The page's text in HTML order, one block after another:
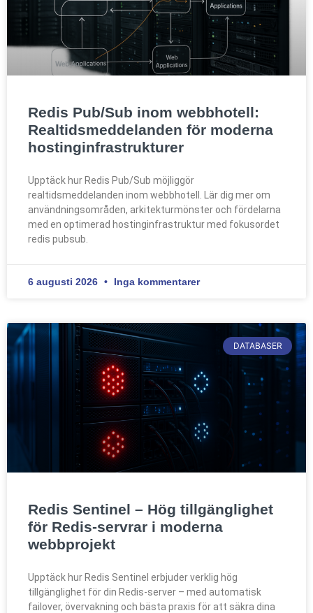
Redis Pub/Sub inom webbhotell:
Realtidsmeddelanden för moderna
hostinginfrastrukturer
Upptäck hur Redis Pub/Sub möjliggör
realtidsmeddelanden inom webbhotell. Lär dig mer om
användningsområden, arkitekturmönster och fördelarna
med en optimerad hostinginfrastruktur med fokusordet
redis pubsub.
6 augusti 2026 Inga kommentarer
DATABASER
Redis Sentinel – Hög tillgänglighet
för Redis-servrar i moderna
webbprojekt
Upptäck hur Redis Sentinel erbjuder verklig hög
tillgänglighet för din Redis-server – med automatisk
failover, övervakning och bästa praxis för att säkra dina